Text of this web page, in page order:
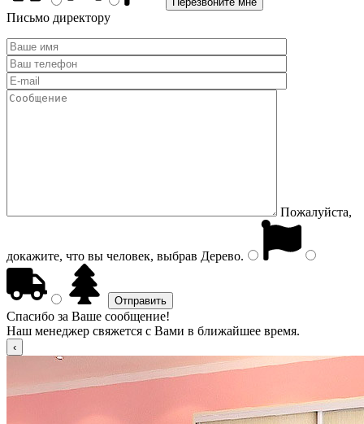
Письмо директору
Пожалуйста,
докажите, что вы человек, выбрав Дерево.
Спасибо за Ваше сообщение!
Наш менеджер свяжется с Вами в ближайшее время.